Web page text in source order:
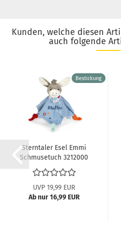
Kunden, welche diesen
auch folgende
Bestickung
Sterntaler Esel Emmi
Schmusetuch 3212000
UVP 19,99 EUR
Ab nur 16,99 EUR